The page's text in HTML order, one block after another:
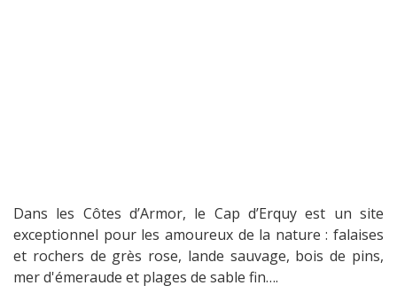
Dans les Côtes d’Armor, le Cap d’Erquy est un site
exceptionnel pour les amoureux de la nature : falaises
et rochers de grès rose, lande sauvage, bois de pins,
mer d'émeraude et plages de sable fin….